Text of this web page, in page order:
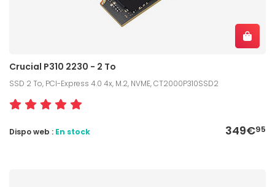
Crucial P310 2230 - 2 To
SSD 2 To, PCI-Express 4.0 4x, M.2, NVME, CT2000P310SSD2
349€95
Dispo web : En stock